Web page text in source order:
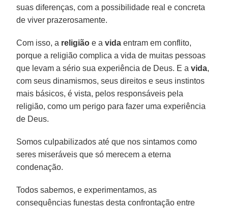
suas diferenças, com a possibilidade real e concreta
de viver prazerosamente.
Com isso, a religião e a vida entram em conflito,
porque a religião complica a vida de muitas pessoas
que levam a sério sua experiência de Deus. E a vida,
com seus dinamismos, seus direitos e seus instintos
mais básicos, é vista, pelos responsáveis pela
religião, como um perigo para fazer uma experiência
de Deus.
Somos culpabilizados até que nos sintamos como
seres miseráveis que só merecem a eterna
condenação.
Todos sabemos, e experimentamos, as
consequências funestas desta confrontação entre